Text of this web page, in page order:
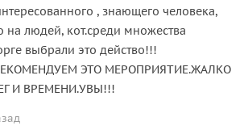
, знающего человека,
на людей, кот.среди множества
выбрали это действо!!!
ЭТО МЕРОПРИЯТИЕ.ЖАЛКО
И ВРЕМЕНИ.УВЫ!!!